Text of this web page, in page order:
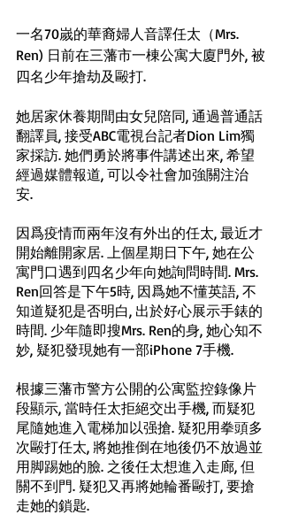
一名70嵗的華裔婦人音譯任太（Mrs.
Ren) 日前在三藩市一棟公寓大廈門外, 被
四名少年搶劫及毆打.
她居家休養期間由女兒陪同, 通過普通話
翻譯員, 接受ABC電視台記者Dion Lim獨
家採訪. 她們勇於將事件講述出來, 希望
經過媒體報道, 可以令社會加強關注治
安.
因爲疫情而兩年沒有外出的任太, 最近才
開始離開家居. 上個星期日下午, 她在公
寓門口遇到四名少年向她詢問時間. Mrs.
Ren回答是下午5時, 因爲她不懂英語, 不
知道疑犯是否明白, 出於好心展示手錶的
時間. 少年隨即搜Mrs. Ren的身, 她心知不
妙, 疑犯發現她有一部iPhone 7手機.
根據三藩市警方公開的公寓監控錄像片
段顯示, 當時任太拒絕交出手機, 而疑犯
尾隨她進入電梯加以强搶. 疑犯用拳頭多
次毆打任太, 將她推倒在地後仍不放過並
用脚踢她的臉. 之後任太想進入走廊, 但
關不到門. 疑犯又再將她輪番毆打, 要搶
走她的鎖匙.